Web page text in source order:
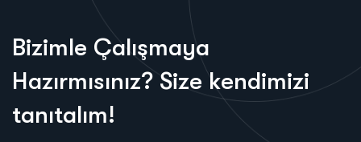
Bizimle Çalışmaya
Hazırmısınız? Size kendimizi
tanıtalım!